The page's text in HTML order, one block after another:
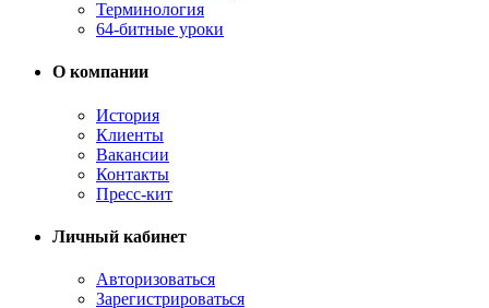
Терминология
64-битные уроки
О компании
История
Клиенты
Вакансии
Контакты
Пресс-кит
Личный кабинет
Авторизоваться
Зарегистрироваться